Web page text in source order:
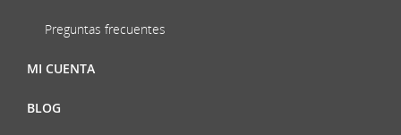
Preguntas frecuentes
MI CUENTA
BLOG